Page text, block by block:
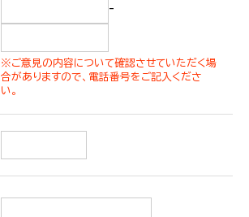
-
※ご意見の内容について確認させていただく場
合がありますので、電話番号をご記入くださ
い。